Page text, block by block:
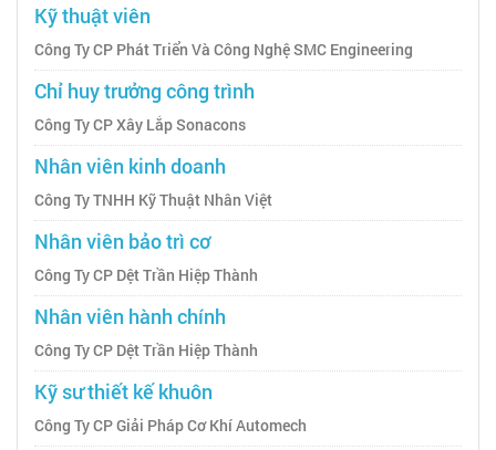
Kỹ thuật viên
Công Ty CP Phát Triển Và Công Nghệ SMC Engineering
Chỉ huy trưởng công trình
Công Ty CP Xây Lắp Sonacons
Nhân viên kinh doanh
Công Ty TNHH Kỹ Thuật Nhân Việt
Nhân viên bảo trì cơ
Công Ty CP Dệt Trần Hiệp Thành
Nhân viên hành chính
Công Ty CP Dệt Trần Hiệp Thành
Kỹ sư thiết kế khuôn
Công Ty CP Giải Pháp Cơ Khí Automech